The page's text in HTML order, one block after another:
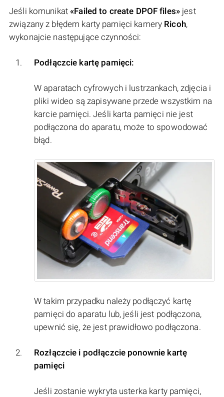
Jeśli komunikat«Failed to create DPOF files» jest
związany z błędem karty pamięci kamery Ricoh,
wykonajcie następujące czynności:
Podłączcie kartę pamięci:
W aparatach cyfrowych i lustrzankach, zdjęcia i
pliki wideo są zapisywane przede wszystkim na
karcie pamięci. Jeśli karta pamięci nie jest
podłączona do aparatu, może to spowodować
błąd.
W takim przypadku należy podłączyć kartę
pamięci do aparatu lub, jeśli jest podłączona,
upewnić się, że jest prawidłowo podłączona.
Rozłączcie i podłączcie ponownie kartę
pamięci
Jeśli zostanie wykryta usterka karty pamięci,